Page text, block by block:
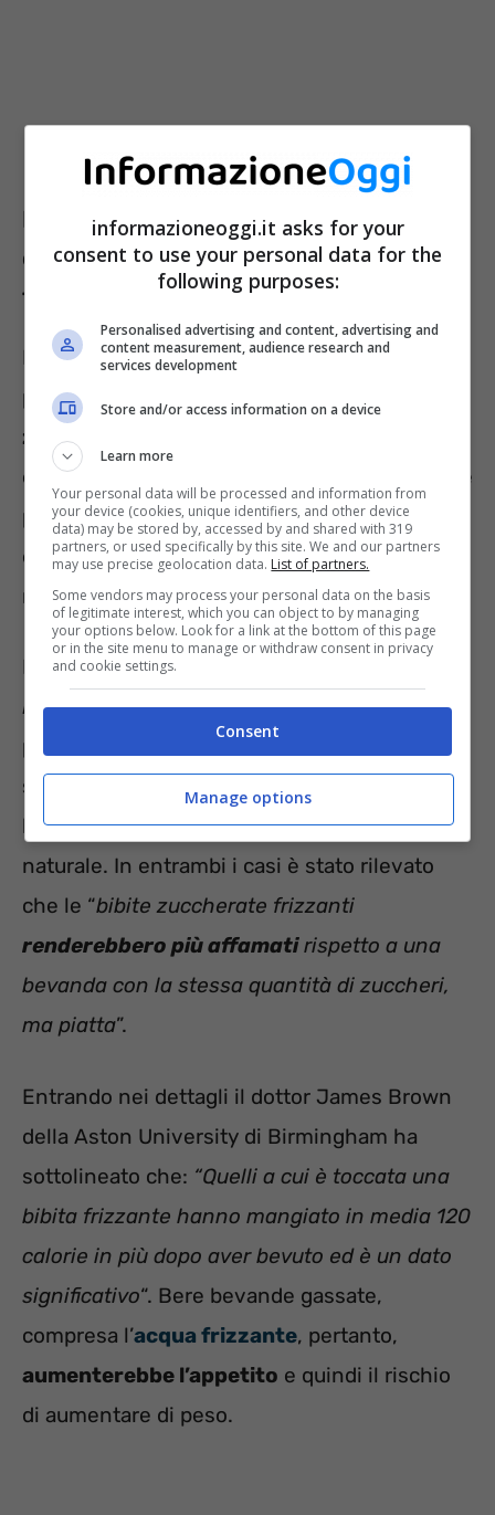
Bibite gassate, non solo calorie,
occhio a questo effetto indesiderato:
tutto quello che c’è da sapere
La maggior parte delle bibite gassate
presenta un’elevata concentrazione di
zuccheri
elementi da non sottovalutare. Questo perché
potrebbero comportare, in alcuni casi, degli
effetti indesiderati che non immaginereste
mai. Ma di quali si tratta?
Ebbene, come riportato qualche tempo fa da
La Repubblica, è stato condotto uno studio
prima sui topi e poi sugli umani a cui è stata
somministrata una bevanda gassata, una
bevanda zuccherata ma ferma e dell’acqua
naturale. In entrambi i casi è stato rilevato
che le “bibite zuccherate frizzanti
renderebbero più affamatirispetto a una
bevanda con la stessa quantità di zuccheri,
ma piatta”.
Entrando nei dettagli il dottor James Brown
della Aston University di Birmingham ha
sottolineato che: “Quelli a cui è toccata una
bibita frizzante hanno mangiato in media 120
calorie in più dopo aver bevuto ed è un dato
significativo“. Bere bevande gassate,
compresa l’acqua frizzante, pertanto,
aumenterebbe l’appetito e quindi il rischio
di aumentare di peso.
informazioneoggi.it asks for your
consent to use your personal data for the
following purposes:
Personalised advertising and content, advertising and
content measurement, audience research and
services development
Store and/or access information on a device
Learn more
Your personal data will be processed and information from
your device (cookies, unique identifiers, and other device
data) may be stored by, accessed by and shared with 319
partners, or used specifically by this site. We and our partners
may use precise geolocation data. List of partners.
Some vendors may process your personal data on the basis
of legitimate interest, which you can object to by managing
your options below. Look for a link at the bottom of this page
or in the site menu to manage or withdraw consent in privacy
and cookie settings.
Consent
Manage options